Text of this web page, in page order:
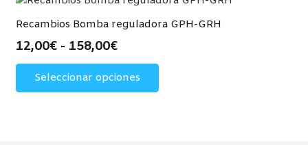
Recambios Bomba reguladora GPH-GRH
12,00€ - 158,00€Rango
de
precios:
desde
Seleccionar opciones